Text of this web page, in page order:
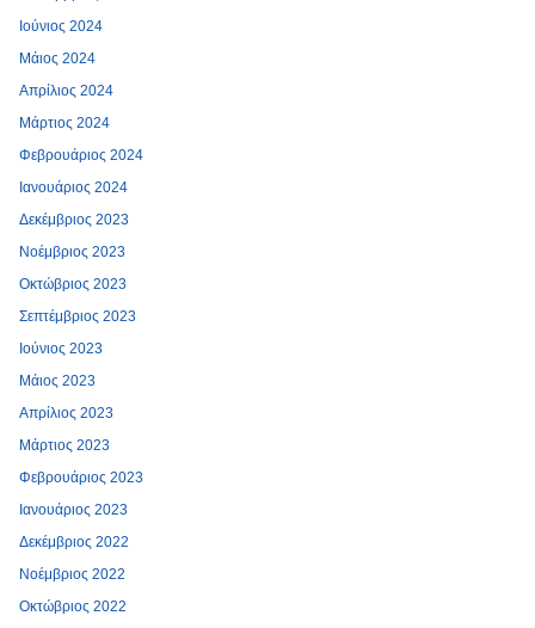
Ιούνιος 2024
Μάιος 2024
Απρίλιος 2024
Μάρτιος 2024
Φεβρουάριος 2024
Ιανουάριος 2024
Δεκέμβριος 2023
Νοέμβριος 2023
Οκτώβριος 2023
Σεπτέμβριος 2023
Ιούνιος 2023
Μάιος 2023
Απρίλιος 2023
Μάρτιος 2023
Φεβρουάριος 2023
Ιανουάριος 2023
Δεκέμβριος 2022
Νοέμβριος 2022
Οκτώβριος 2022